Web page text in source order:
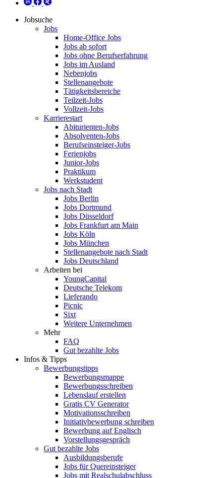
Jobsuche
Jobs
Home-Office Jobs
Jobs ab sofort
Jobs ohne Berufserfahrung
Jobs im Ausland
Nebenjobs
Stellenangebote
Tätigkeitsbereiche
Teilzeit-Jobs
Vollzeit-Jobs
Karrierestart
Abiturienten-Jobs
Absolventen-Jobs
Berufseinsteiger-Jobs
Ferienjobs
Junior-Jobs
Praktikum
Werkstudent
Jobs nach Stadt
Jobs Berlin
Jobs Dortmund
Jobs Düsseldorf
Jobs Frankfurt am Main
Jobs Köln
Jobs München
Stellenangebote nach Stadt
Jobs Deutschland
Arbeiten bei
YoungCapital
Deutsche Telekom
Lieferando
Picnic
Sixt
Weitere Unternehmen
Mehr
FAQ
Gut bezahlte Jobs
Infos & Tipps
Bewerbungstipps
Bewerbungsmappe
Bewerbungsschreiben
Lebenslauf erstellen
Gratis CV Generator
Motivationsschreiben
Initiativbewerbung schreiben
Bewerbung auf Englisch
Vorstellungsgespräch
Gut bezahlte Jobs
Ausbildungsberufe
Jobs für Quereinsteiger
Jobs mit Realschulabschluss